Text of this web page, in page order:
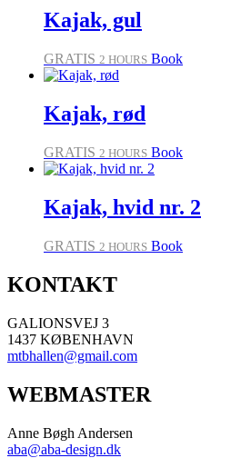
Kajak, gul
GRATIS 2 HOURS Book
Kajak, rød
GRATIS 2 HOURS Book
Kajak, hvid nr. 2
GRATIS 2 HOURS Book
KONTAKT
GALIONSVEJ 3
1437 KØBENHAVN
mtbhallen@gmail.com
WEBMASTER
Anne Bøgh Andersen
aba@aba-design.dk